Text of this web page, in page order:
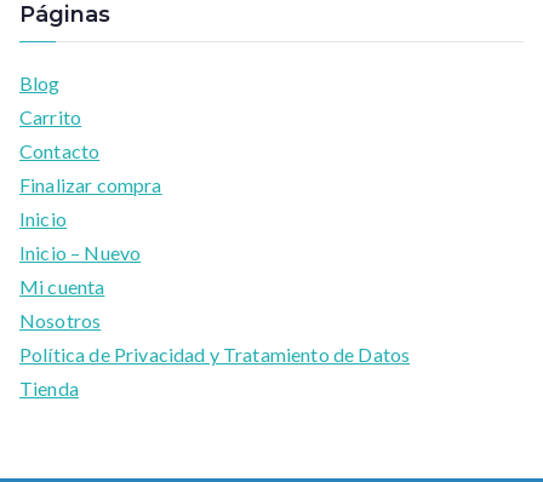
Páginas
Blog
Carrito
Contacto
Finalizar compra
Inicio
Inicio – Nuevo
Mi cuenta
Nosotros
Política de Privacidad y Tratamiento de Datos
Tienda